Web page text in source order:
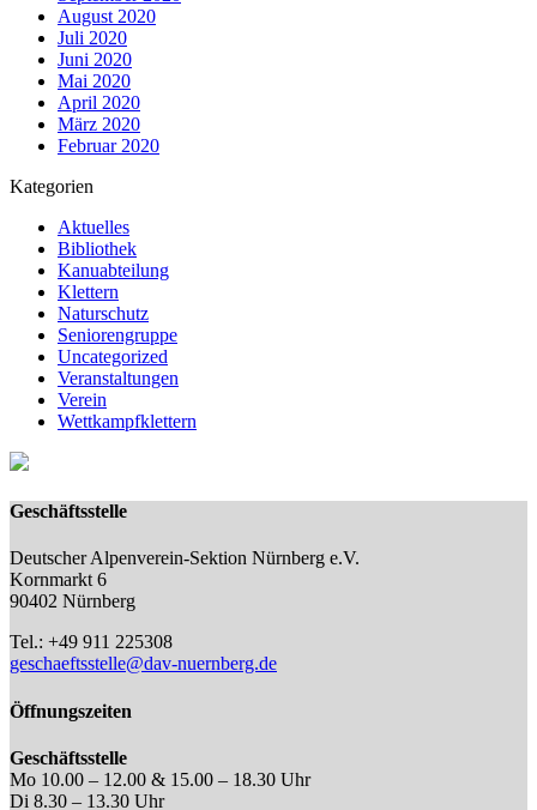
August 2020
Juli 2020
Juni 2020
Mai 2020
April 2020
März 2020
Februar 2020
Kategorien
Aktuelles
Bibliothek
Kanuabteilung
Klettern
Naturschutz
Seniorengruppe
Uncategorized
Veranstaltungen
Verein
Wettkampfklettern
Geschäftsstelle
Deutscher Alpenverein-Sektion Nürnberg e.V.
Kornmarkt 6
90402 Nürnberg
Tel.: +49 911 225308
geschaeftsstelle@dav-nuernberg.de
Öffnungszeiten
Geschäftsstelle
Mo 10.00 – 12.00 & 15.00 – 18.30 Uhr
Di 8.30 – 13.30 Uhr